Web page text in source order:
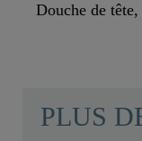
Douche de
PLUS